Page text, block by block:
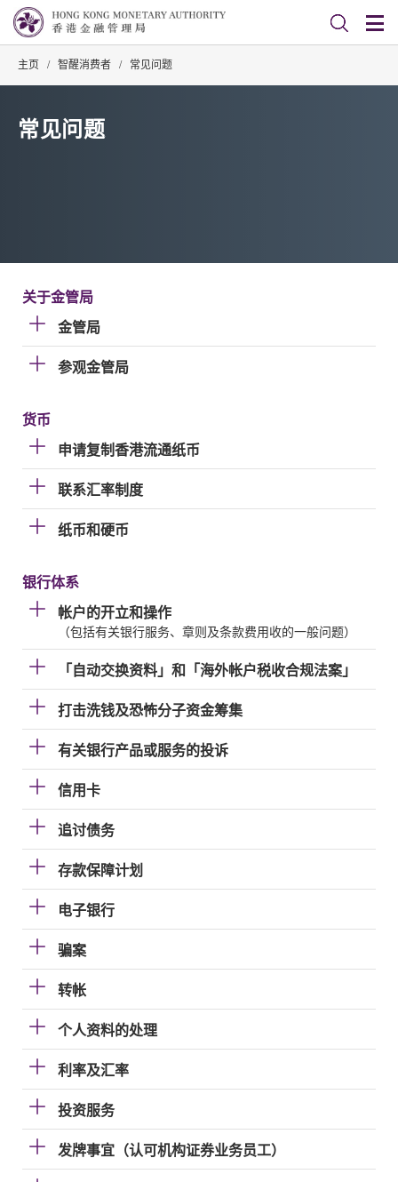
主页 / 智醒消费者 / 常见问题
常见问题
关于金管局
金管局
参观金管局
货币
申请复制香港流通纸币
联系汇率制度
纸币和硬币
银行体系
帐户的开立和操作
（包括有关银行服务、章则及条款费用收的一般问题）
「自动交换资料」和「海外帐户税收合规法案」
打击洗钱及恐怖分子资金筹集
有关银行产品或服务的投诉
信用卡
追讨债务
存款保障计划
电子银行
骗案
转帐
个人资料的处理
利率及汇率
投资服务
发牌事宜（认可机构证券业务员工）